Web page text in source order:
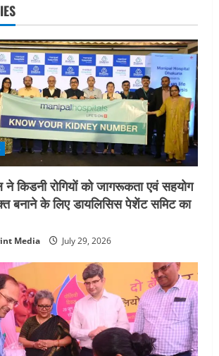
ने किडनी रोगियों को जागरूकता एवं सहयोग
बनाने के लिए डायलिसिस पेशेंट समिट का
Media July 29, 2026